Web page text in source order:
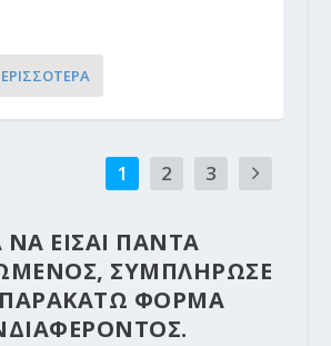
1 2 3
ΝΑ ΕΙΣΑΙ ΠΑΝΤΑ
ΣΥΜΠΛΗΡΩΣΕ
ΦΟΡΜΑ